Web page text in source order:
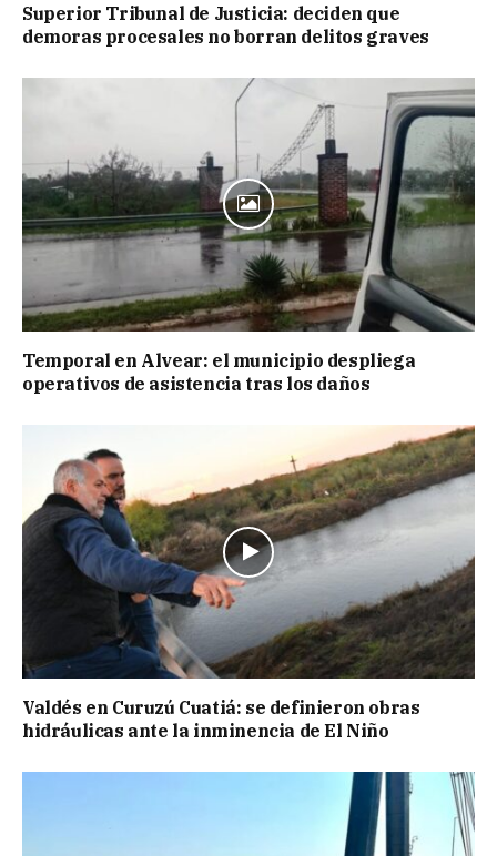
Superior Tribunal de Justicia: deciden que
demoras procesales no borran delitos graves
Temporal en Alvear: el municipio despliega
operativos de asistencia tras los daños
Valdés en Curuzú Cuatiá: se definieron obras
hidráulicas ante la inminencia de El Niño